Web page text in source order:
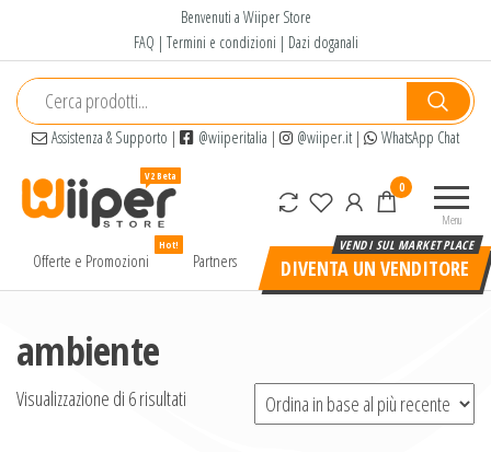
contenuto
Benvenuti a Wiiper Store
FAQ | Termini e condizioni | Dazi doganali
Assistenza & Supporto | @wiiperitalia | @wiiper.it| WhatsApp Chat
alta
Menu
0
Offerte e Promozioni
Hot!
Partners DIVENTA UN VENDITORE
ambiente
Visualizzazione di 6 risultati